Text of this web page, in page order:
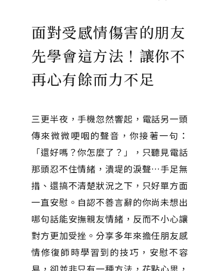
面對受感情傷害的朋友
先學會這方法！讓你不
再心有餘而力不足
三更半夜，手機忽然響起，電話另一頭
傳來微微哽咽的聲音，你接著一句：
「還好嗎？你怎麼了？」，只聽見電話
那頭忍不住情緒，潰堤的淚聲…手足無
措、還搞不清楚狀況之下，只好單方面
一直安慰。自認不善言辭的你尚未想出
哪句話能安撫親友情緒，反而不小心讓
對方更加受挫。分享多年來擔任朋友感
情修復師時學習到的技巧，安慰不容